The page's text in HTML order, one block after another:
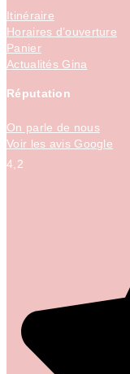
Itinéraire
Horaires d’ouverture
Panier
Actualités Gina
Réputation
On parle de nous
Voir les avis Google
4,2